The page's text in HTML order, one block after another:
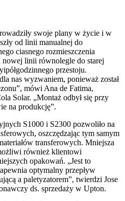
swoje plany w życie i w
od linii manualnej do
ciasnego rozmieszczenia
linii równolegle do starej
przestoju.
nas wyzwaniem, ponieważ został
mówi Ana de Fatima,
Solar. „Montaż odbył się przy
na produkcję”.
S1000 i S2300 pozwoliło na
oszczędzając tym samym
transferowych. Mniejsza
również klientowi
opakowań. „Jest to
optymalny przepływ
a paletyzatorem”, twierdzi Jose
ds. sprzedaży w Upton.